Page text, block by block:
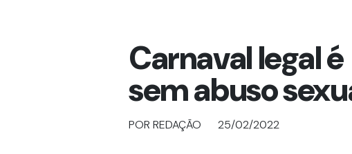
Carnaval legal é
sem abuso
POR REDAÇÃO 25/02/2022